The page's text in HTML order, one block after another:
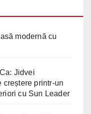
modernă cu
Jidvei
creștere printr-un
cu Sun Leader